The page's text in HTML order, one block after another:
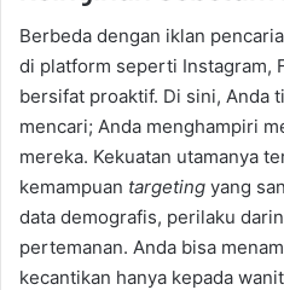
Berbeda dengan iklan
di platform seperti Instagram,
bersifat proaktif. Di sini, Anda
mencari; Anda menghampiri
mereka. Kekuatan utamanya
kemampuan targeting yang
data demografis, perilaku
pertemanan. Anda bisa
kecantikan hanya kepada